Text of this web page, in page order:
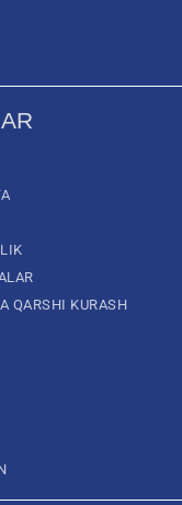
QARSHI KURASH